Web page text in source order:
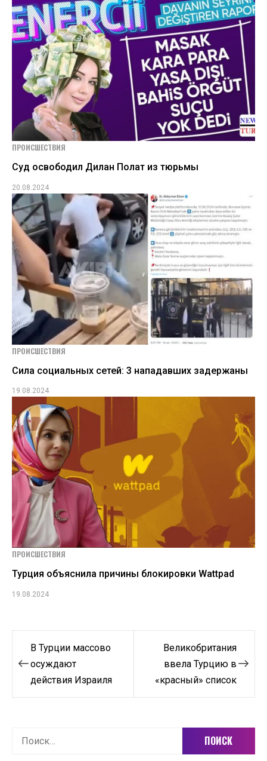
ПРОИСШЕСТВИЯ
Суд освободил Дилан Полат из тюрьмы
20.08.2024
ПРОИСШЕСТВИЯ
Сила социальных сетей: 3 нападавших задержаны
19.08.2024
ПРОИСШЕСТВИЯ
Турция объяснила причины блокировки Wattpad
19.08.2024
Навигация
по
записям
В Турции массово
осуждают
действия Израиля
Великобритания
ввела Турцию в
«красный» список
Найти: